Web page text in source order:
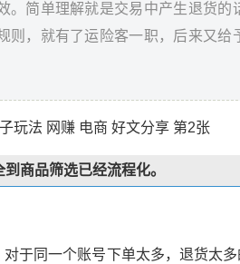
。简单理解就是交易中产生退货的
则，就有了运险客一职，后来又给
玩法 网赚 电商 好文分享 第2张
商品筛选已经流程化。
于同一个账号下单太多，退货太